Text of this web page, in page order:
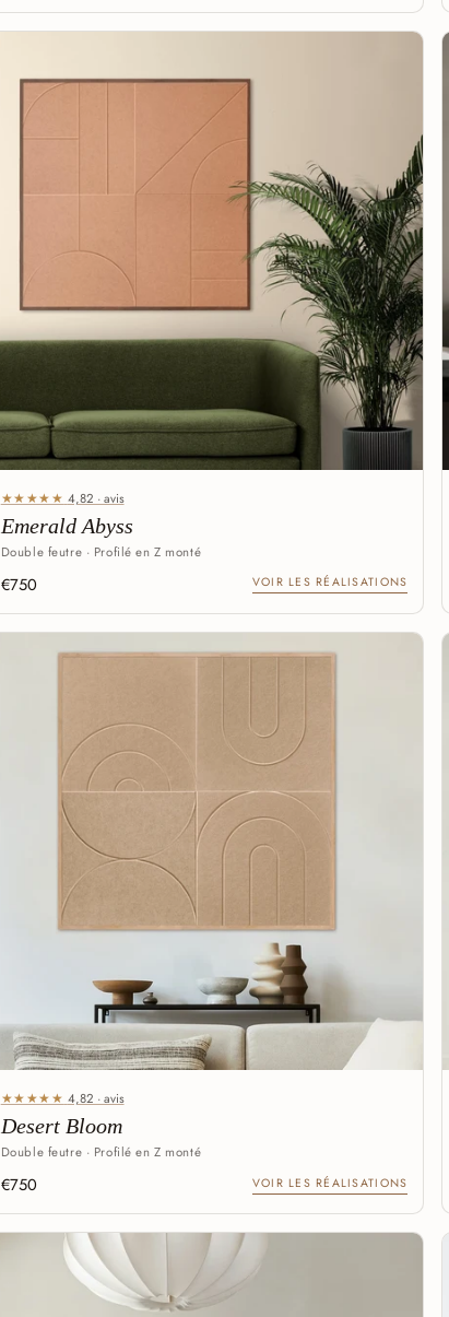
★★★★★ 4,82 · avis
Emerald Abyss
Double feutre · Profilé en Z monté
€750 VOIR LES RÉALISATIONS
★★★★★ 4,82 · avis
Desert Bloom
Double feutre · Profilé en Z monté
€750 VOIR LES RÉALISATIONS